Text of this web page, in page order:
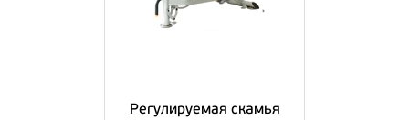
Регулируемая скамья